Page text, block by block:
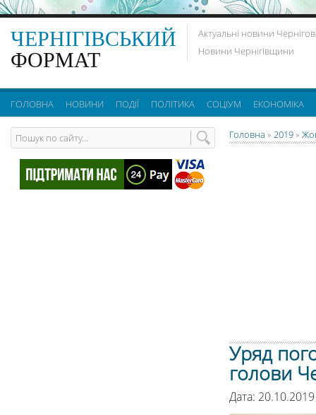
ЧЕРНІГІВСЬКИЙ
ФОРМАТ
Актуальні новини
Новини Чернігівщини
ГОЛОВНА НОВИНИ ПОДІЇ ПОЛІТИКА СОЦІУМ ЕКОНОМІКА
Головна » 2019»
Уряд
голови
Дата: